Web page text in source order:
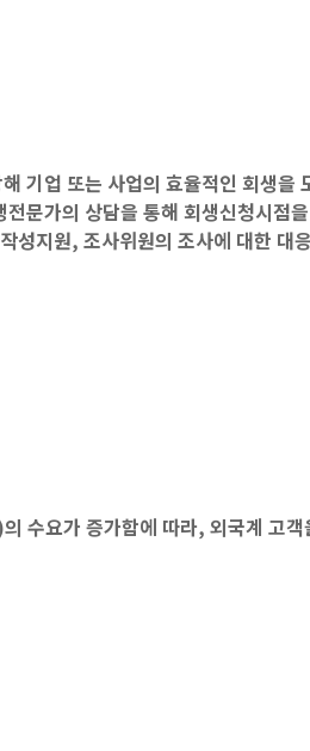
기업 또는 사업의 효율적인 회생을
문가의 상담을 통해 회생신청시점
성지원, 조사위원의 조사에 대한 대
수요가 증가함에 따라, 외국계 고